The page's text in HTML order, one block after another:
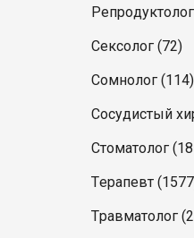
Сексолог (72)
Сомнолог (114)
Сосудистый
Стоматолог
Терапевт
Травматолог